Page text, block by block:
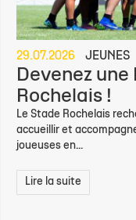
29.07.2026 JEUNES
Devenez
Rochelais !
Le Stade Rochelais
accueillir et
joueuses en...
Lire la suite